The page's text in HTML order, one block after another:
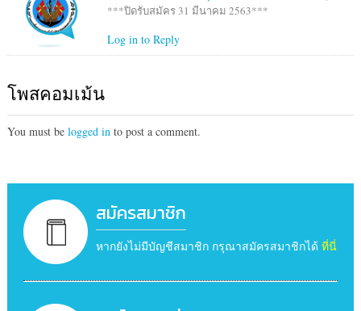
***ปิดรับสมัคร 31 มีนาคม 2563***
Log in to Reply
โพสคอมเม้น
You must be logged into post a comment.
สมัครสมาชิก
หากยังไม่มีบัญชีสมาชิก กรุณาสมัครสมาชิกได้ ที่นี่